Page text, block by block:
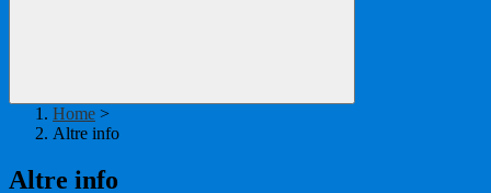
Home >
Altre info
Altre info